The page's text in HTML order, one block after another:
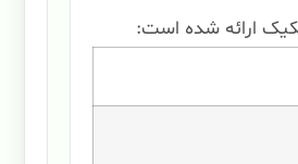
ارائه شده است: